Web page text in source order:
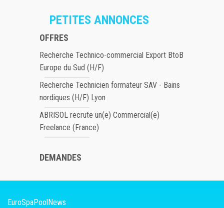
PETITES ANNONCES
OFFRES
Recherche Technico-commercial Export BtoB
Europe du Sud (H/F)
Recherche Technicien formateur SAV - Bains
nordiques (H/F) Lyon
ABRISOL recrute un(e) Commercial(e)
Freelance (France)
DEMANDES
EuroSpaPoolNews